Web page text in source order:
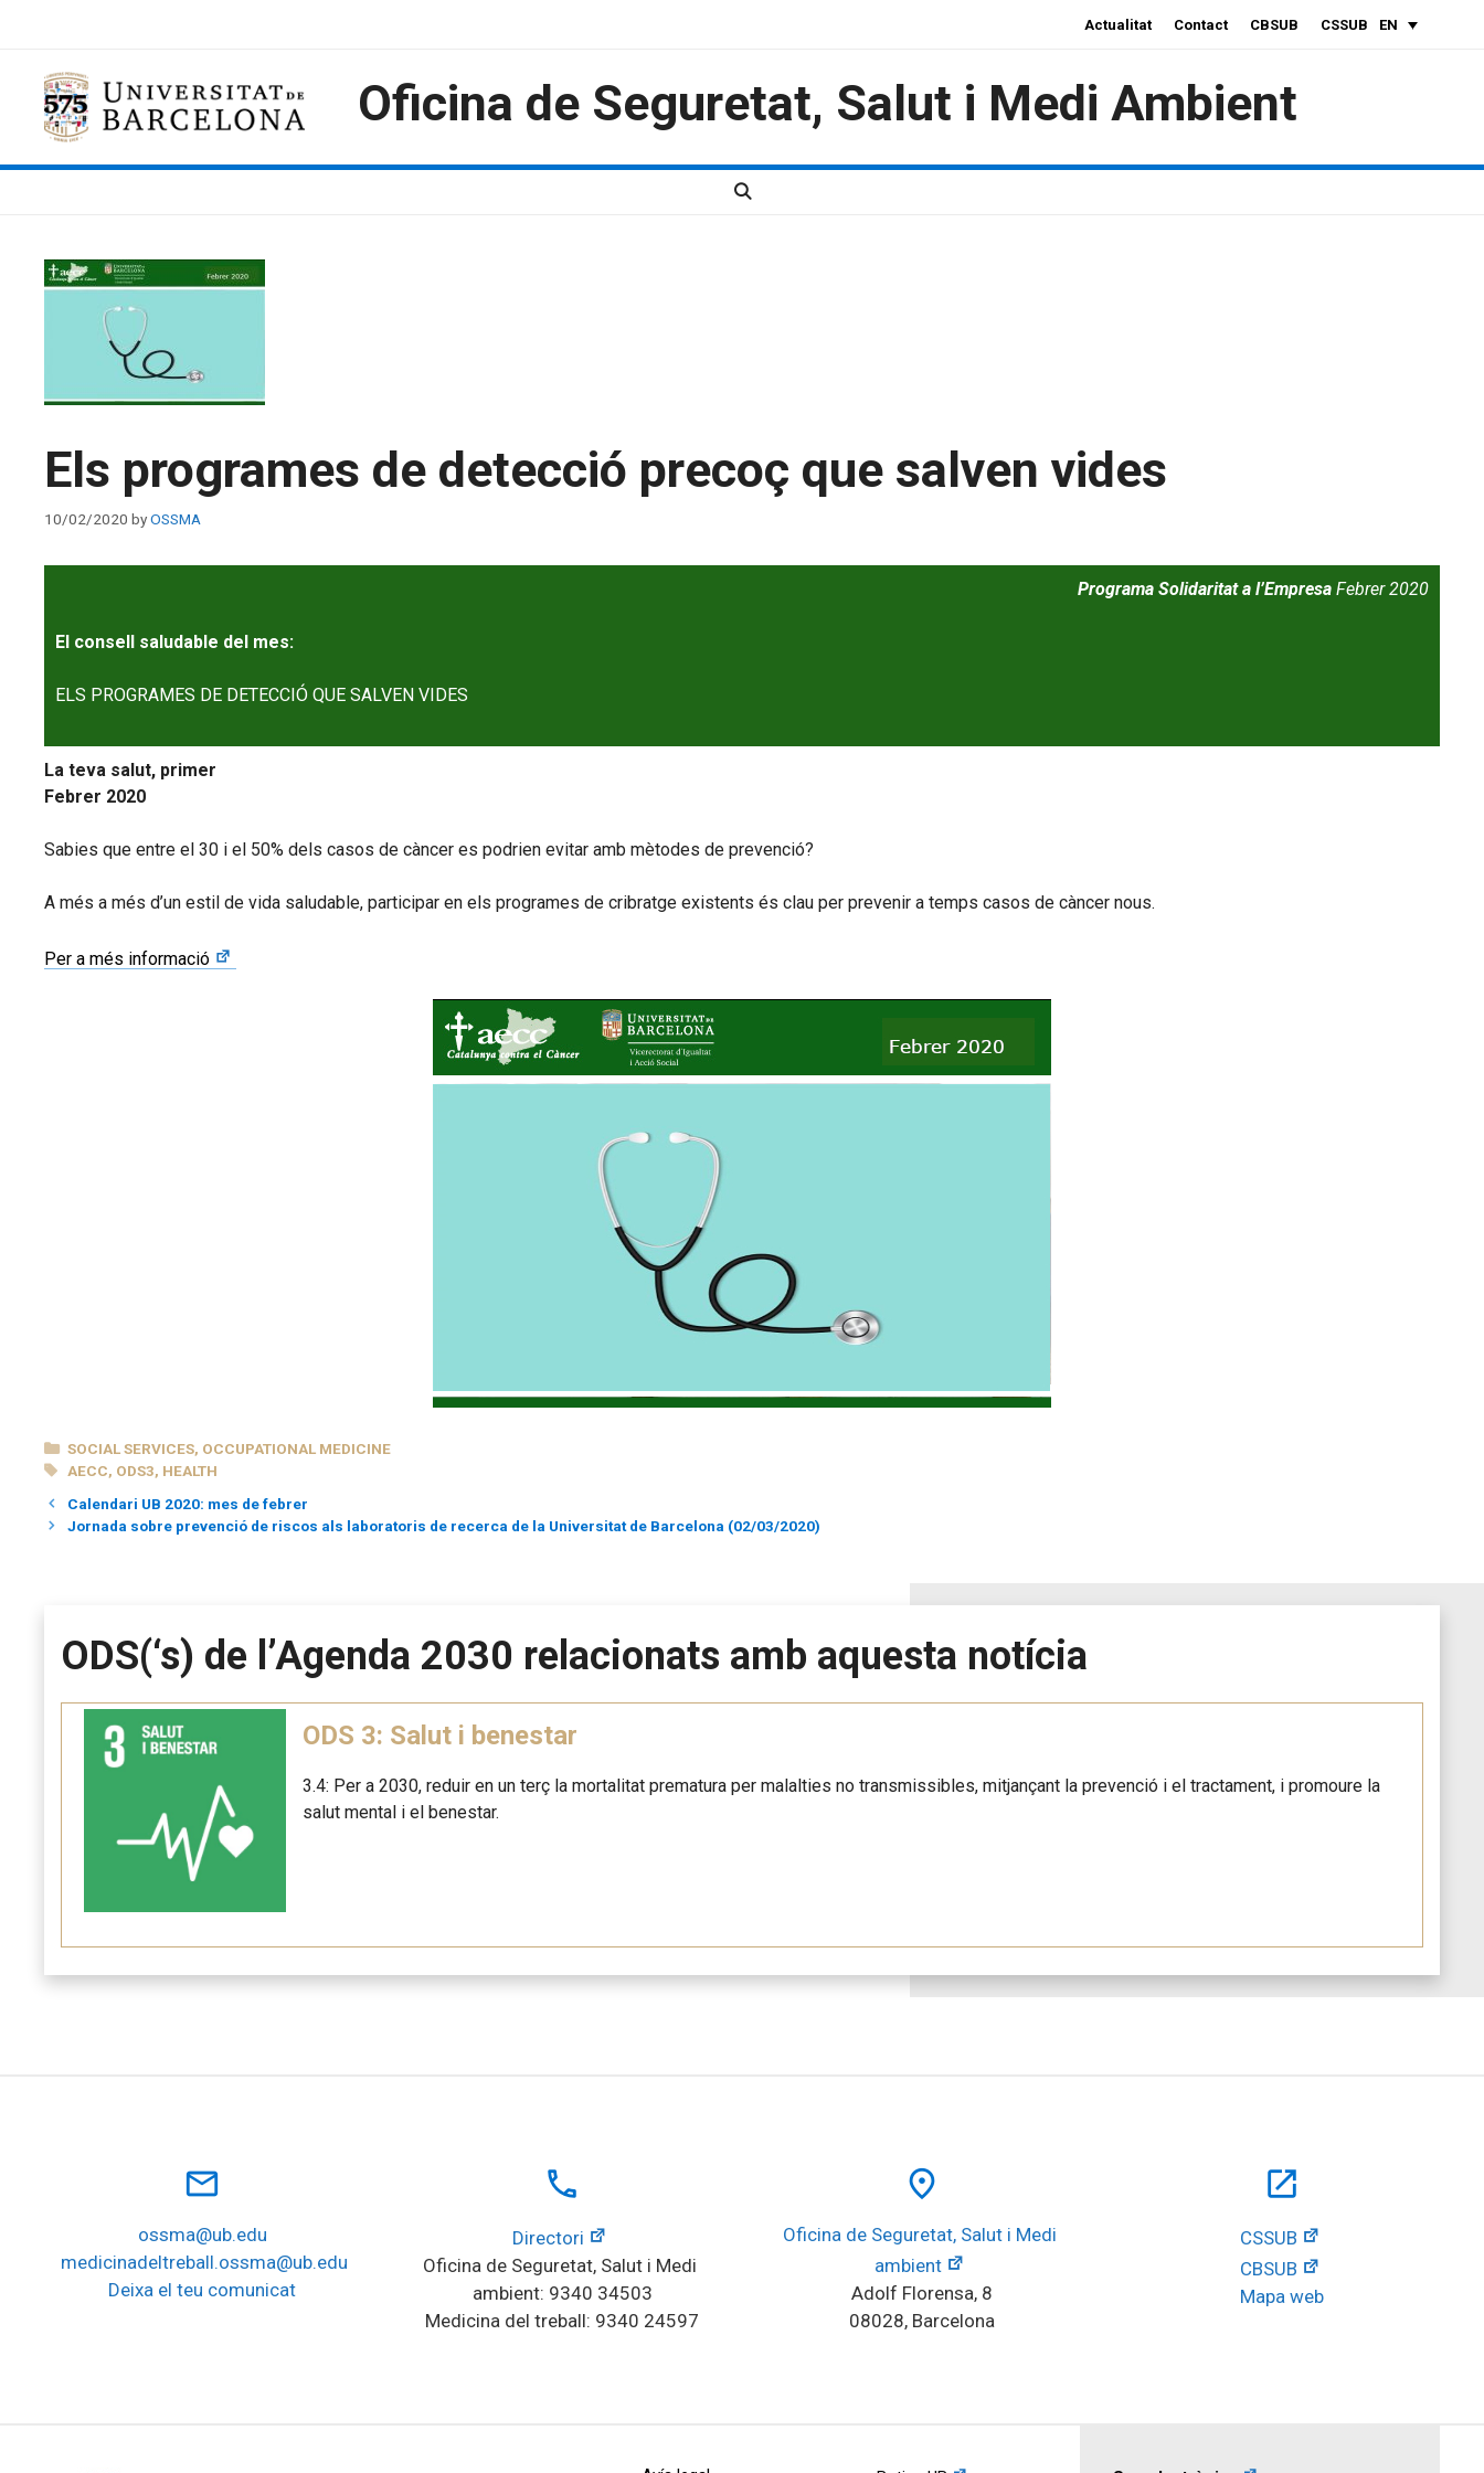
EN
Actualitat Contact CBSUB CSSUB
Oficina de Seguretat, Salut i Medi Ambient
Els programes de detecció precoç que salven vides
10/02/2020 byOSSMA
Programa Solidaritat a l’Empresa Febrer 2020
El consell saludable del mes:
ELS PROGRAMES DE DETECCIÓ QUE SALVEN VIDES
La teva salut, primer
Febrer 2020
Sabies que entre el 30 i el 50% dels casos de càncer es podrien evitar amb mètodes de prevenció?
A més a més d’un estil de vida saludable, participar en els programes de cribratge existents és clau per prevenir a temps casos de càncer nous.
Per a més informació
CATEGORIES
SOCIAL SERVICES, OCCUPATIONAL MEDICINE
TAGS
AECC, ODS3, HEALTH
Calendari UB 2020: mes de febrer
Jornada sobre prevenció de riscos als laboratoris de recerca de la Universitat de Barcelona (02/03/2020)
ODS(‘s) de l’Agenda 2030 relacionats amb aquesta notícia
ODS 3: Salut i benestar
3.4: Per a 2030, reduir en un terç la mortalitat prematura per malalties no transmissibles, mitjançant la prevenció i el tractament, i promoure la
salut mental i el benestar.
mail_outline
ossma@ub.edu
medicinadeltreball.ossma@ub.edu
Deixa el teu comunicat
local_phone
Directori
Oficina de Seguretat, Salut i Medi
ambient: 9340 34503
Medicina del treball: 9340 24597
place
Oficina de Seguretat, Salut i Medi
ambient
Adolf Florensa, 8
08028, Barcelona
open_in_new
CSSUB
CBSUB
Mapa web